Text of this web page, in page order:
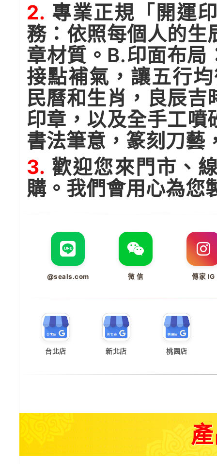
2. 專業正規「開運
務：依照每個人的生
章材質。B.印面布局
接點補氣，讓五行
民曆和生肖，良辰吉
印章，以及全手工噴
書法筆意，篆刻刀藝
3. 歡迎您來門市、
購。我們會用心為您
@seals.com 微 信 傳家 IG
台北店 新北店 桃園店